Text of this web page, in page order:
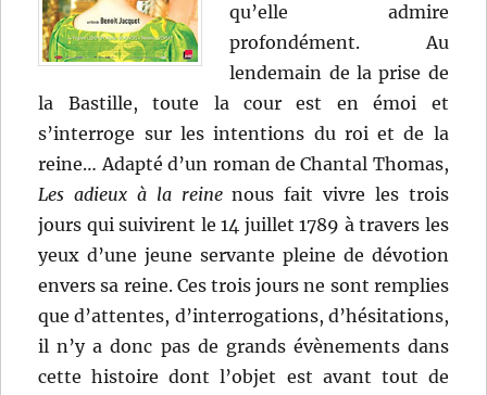
qu’elle admire
profondément. Au
lendemain de la prise de
la Bastille, toute la cour est en émoi et
s’interroge sur les intentions du roi et de la
reine… Adapté d’un roman de Chantal Thomas,
Les adieux à la reinenous fait vivre les trois
jours qui suivirent le 14 juillet 1789 à travers les
yeux d’une jeune servante pleine de dévotion
envers sa reine. Ces trois jours ne sont remplies
que d’attentes, d’interrogations, d’hésitations,
il n’y a donc pas de grands évènements dans
cette histoire dont l’objet est avant tout de